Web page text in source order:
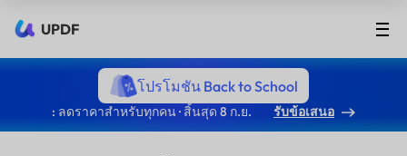
UPDF
โปรโมชัน Back to School
: ลดราคาสำหรับทุกคน · สิ้นสุด 8 ก.ย. รับข้อเสนอ